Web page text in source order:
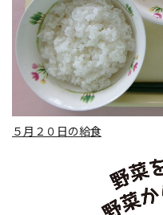
５月２０日の給食